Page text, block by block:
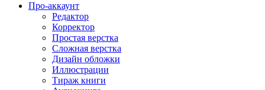
Про-аккаунт
Редактор
Корректор
Простая верстка
Сложная верстка
Дизайн обложки
Иллюстрации
Тираж книги